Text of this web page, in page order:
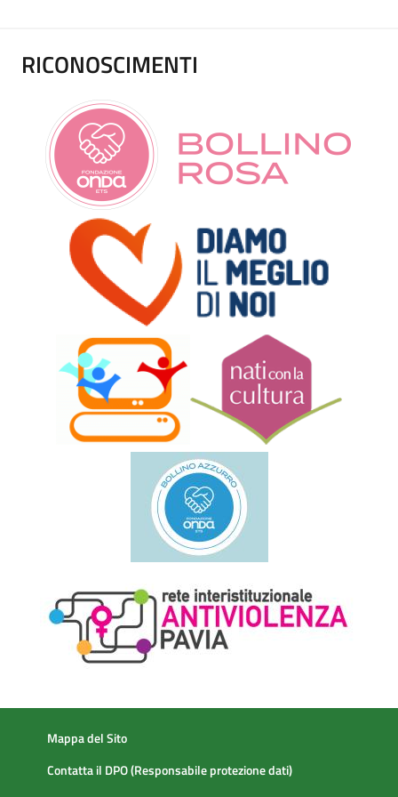
parte del gruppo multidisciplinare delle patologie osto-
oncologiche, sempre attivi nella nostra Fondazione; in
questo ambito svolge attività ambulatoriale
multidisciplinare congiunta con specialisti ortopedici e
radioterapisti.
Collabora attivamente con l’associazione dei pazienti affetti
da carcinoma mammario per la diffusione delle conoscenze
su queste patologie e l’ottimizzazione dei percorsi di cura.
RICONOSCIMENTI
Mappa del Sito
Contatta il DPO (Responsabile protezione dati)